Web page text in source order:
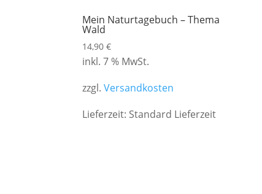
Mein Naturtagebuch – Thema
Wald
14,90€
inkl. 7 % MwSt.
zzgl.Versandkosten
Lieferzeit: Standard Lieferzeit